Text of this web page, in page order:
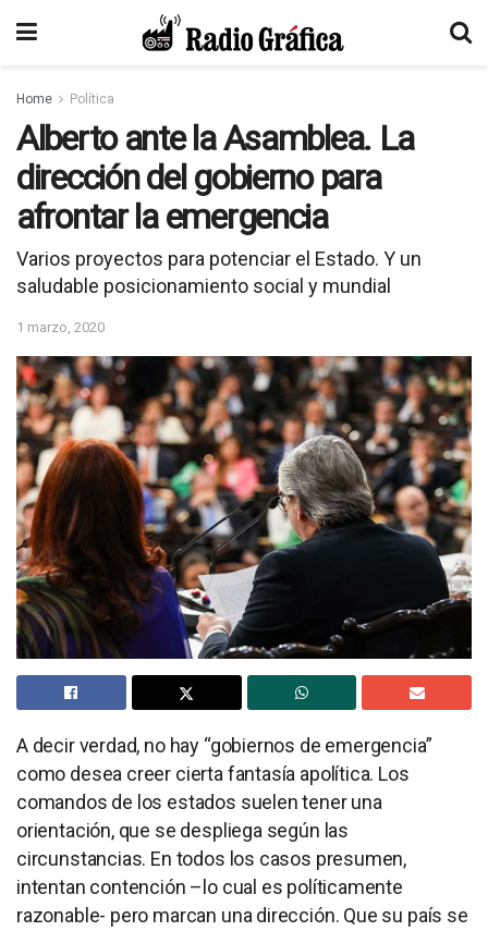
Home Política
Alberto ante la Asamblea. La
dirección del gobierno para
afrontar la emergencia
Varios proyectos para potenciar el Estado. Y un
saludable posicionamiento social y mundial
1 marzo, 2020
A decir verdad, no hay “gobiernos de emergencia”
como desea creer cierta fantasía apolítica. Los
comandos de los estados suelen tener una
orientación, que se despliega según las
circunstancias. En todos los casos presumen,
intentan contención –lo cual es políticamente
razonable- pero marcan una dirección. Que su país se